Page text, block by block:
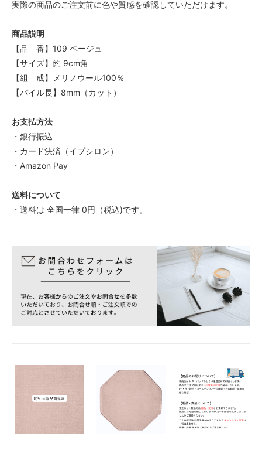
実際の商品のご注文前に色や質感を確認していただけます。
商品説明
【品 番】109 ベージュ
【サイズ】約 9cm角
【組 成】メリノウール100％
【パイル長】8mm（カット）
お支払方法
・銀行振込
・カード決済（イプシロン）
・Amazon Pay
送料について
・送料は 全国一律 0円（税込)です。